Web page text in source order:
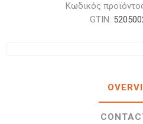
Κωδικός
GTIN: